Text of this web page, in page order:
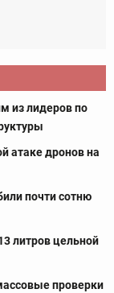
из лидеров по
атаке дронов на
почти сотню
литров цельной
проверки